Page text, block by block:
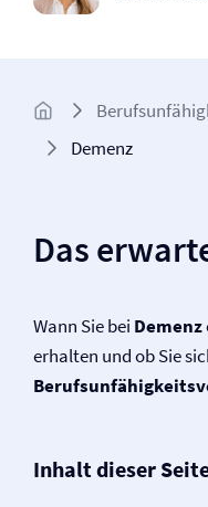
Demenz
Das
Wann Sie bei Demenz
erhalten und ob Sie
Inhalt dieser